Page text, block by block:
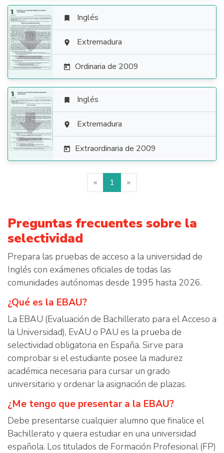

 Inglés
 Extremadura
 Ordinaria de 2009

 Inglés
 Extremadura
 Extraordinaria de 2009
« 1 »
Preguntas frecuentes sobre la
selectividad
Prepara las pruebas de acceso a la universidad de
Inglés con exámenes oficiales de todas las
comunidades autónomas desde 1995 hasta 2026.
¿Qué es la EBAU?
La EBAU (Evaluación de Bachillerato para el Acceso a
la Universidad), EvAU o PAU es la prueba de
selectividad obligatoria en España. Sirve para
comprobar si el estudiante posee la madurez
académica necesaria para cursar un grado
universitario y ordenar la asignación de plazas.
¿Me tengo que presentar a la EBAU?
Debe presentarse cualquier alumno que finalice el
Bachillerato y quiera estudiar en una universidad
española. Los titulados de Formación Profesional (FP)